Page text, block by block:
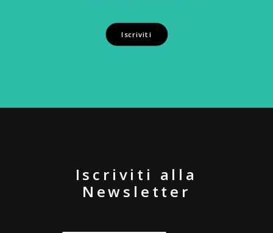
Iscriviti
Iscriviti alla
Newsletter